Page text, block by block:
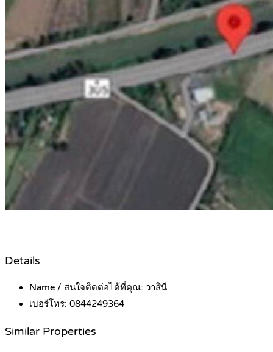
Details
Name / สนใจติดต่อได้ที่คุณ: วาสินี
เบอร์โทร: 0844249364
Similar Properties